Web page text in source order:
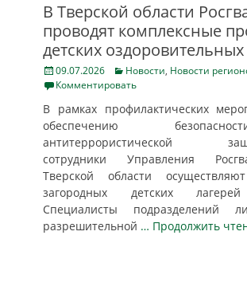
В Тверской области
проводят комплексные
детских оздоровительных
Posted
on
09.07.2026 Categories
Новости, Новости
Комментировать
В рамках профилактических
обеспечению
антитеррористической
сотрудники Управления
Тверской области
загородных детских
Специалисты подразделений
разрешительной … Продолжить